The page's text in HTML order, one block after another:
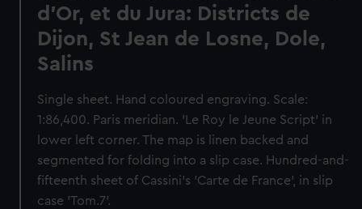
d'Or, et du Jura: Districts de
Dijon, St Jean de Losne, Dole,
Salins
Single sheet. Hand coloured engraving. Scale:
1:86,400. Paris meridian. 'Le Roy le Jeune Script' in
lower left corner. The map is linen backed and
segmented for folding into a slip case. Hundred-and-
fifteenth sheet of Cassini's 'Carte de France', in slip
case 'Tom.7'.